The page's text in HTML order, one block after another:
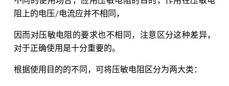
阻上的电压/电流应并不相同，
因而对压敏电阻的要求也不相同，注意区分这种差异，
对于正确使用是十分重要的。
根据使用目的的不同，可将压敏电阻区分为两大类：